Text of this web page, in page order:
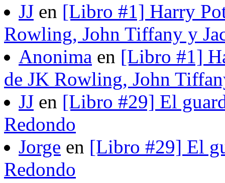
JJ en [Libro #1] Harry
Rowling, John Tiffany y
Anonima en [Libro #1]
de JK Rowling, John
JJ en [Libro #29] El
Redondo
Jorge en [Libro #29] El
Redondo